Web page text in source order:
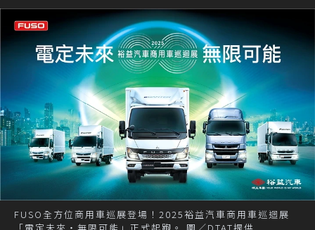
FUSO全方位商用車巡展登場！2025裕益汽車商用車巡迴展
「電定未來・無限可能」正式起跑。 圖／DTAT提供